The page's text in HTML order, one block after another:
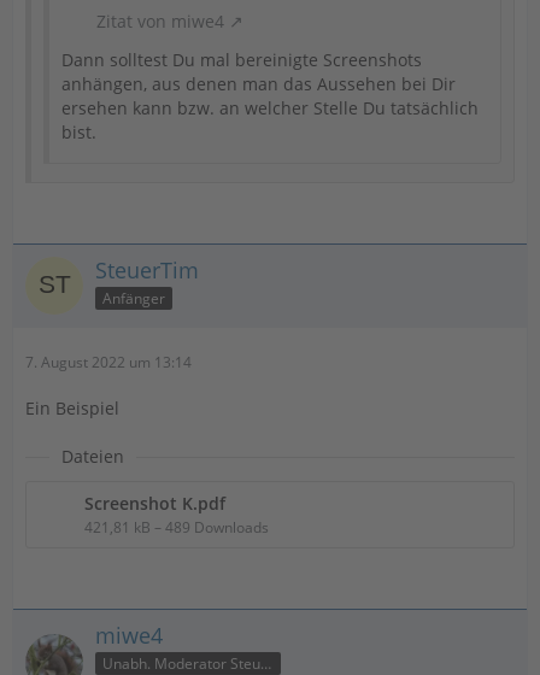
Zitat von miwe4
Dann solltest Du mal bereinigte Screenshots
anhängen, aus denen man das Aussehen bei Dir
ersehen kann bzw. an welcher Stelle Du tatsächlich
bist.
SteuerTim
Anfänger
7. August 2022 um 13:14
Ein Beispiel
Dateien
Screenshot K.pdf
421,81 kB – 489 Downloads
miwe4
Unabh. Moderator Steuer